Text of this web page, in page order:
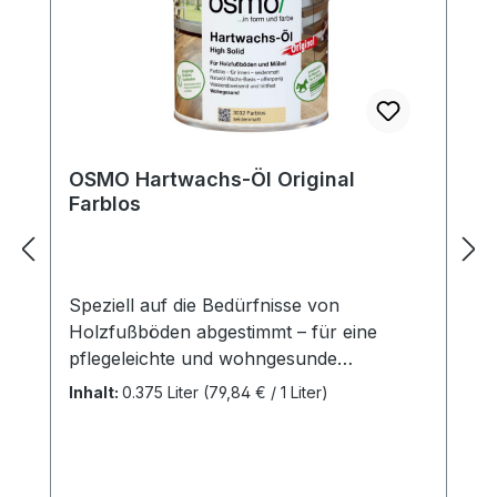
OSMO Hartwachs-Öl Original
Farblos
Speziell auf die Bedürfnisse von
Holzfußböden abgestimmt – für eine
pflegeleichte und wohngesunde
Oberfläche! Farblos, für innen.Besonders
Inhalt: 0.375 Liter (79,84 € / 1 Liter)